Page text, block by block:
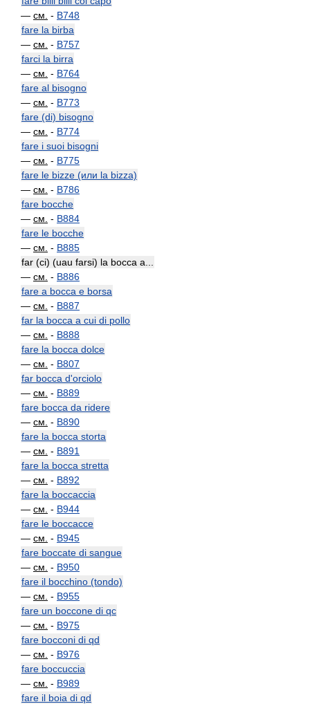
— см. - B748
fare la birba
— см. - B757
farci la birra
— см. - B764
fare al bisogno
— см. - B773
fare (di) bisogno
— см. - B774
fare i suoi bisogni
— см. - B775
fare le bizze (или la bizza)
— см. - B786
fare bocche
— см. - B884
fare le bocche
— см. - B885
far (ci) (uau farsi) la bocca a...
— см. - B886
fare a bocca e borsa
— см. - B887
far la bocca a cui di pollo
— см. - B888
fare la bocca dolce
— см. - B807
far bocca d'orciolo
— см. - B889
fare bocca da ridere
— см. - B890
fare la bocca storta
— см. - B891
fare la bocca stretta
— см. - B892
fare la boccaccia
— см. - B944
fare le boccacce
— см. - B945
fare boccate di sangue
— см. - B950
fare il bocchino (tondo)
— см. - B955
fare un boccone di qc
— см. - B975
fare bocconi di qd
— см. - B976
fare boccuccia
— см. - B989
fare il boia di qd